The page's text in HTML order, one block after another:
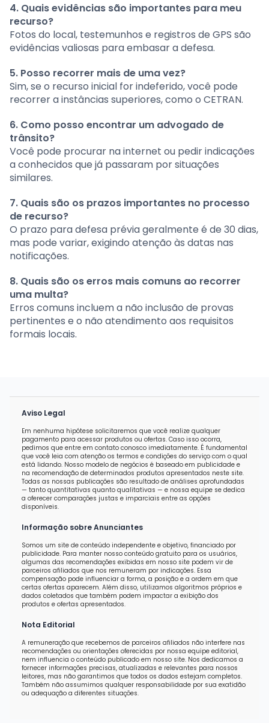
4. Quais evidências são importantes para meu
recurso?
Fotos do local, testemunhos e registros de GPS são
evidências valiosas para embasar a defesa.
5. Posso recorrer mais de uma vez?
Sim, se o recurso inicial for indeferido, você pode
recorrer a instâncias superiores, como o CETRAN.
6. Como posso encontrar um advogado de
trânsito?
Você pode procurar na internet ou pedir indicações
a conhecidos que já passaram por situações
similares.
7. Quais são os prazos importantes no processo
de recurso?
O prazo para defesa prévia geralmente é de 30 dias,
mas pode variar, exigindo atenção às datas nas
notificações.
8. Quais são os erros mais comuns ao recorrer
uma multa?
Erros comuns incluem a não inclusão de provas
pertinentes e o não atendimento aos requisitos
formais locais.
Aviso Legal
Em nenhuma hipótese solicitaremos que você realize qualquer
pagamento para acessar produtos ou ofertas. Caso isso ocorra,
pedimos que entre em contato conosco imediatamente. É fundamental
que você leia com atenção os termos e condições do serviço com o qual
está lidando. Nosso modelo de negócios é baseado em publicidade e
na recomendação de determinados produtos apresentados neste site.
Todas as nossas publicações são resultado de análises aprofundadas
— tanto quantitativas quanto qualitativas — e nossa equipe se dedica
a oferecer comparações justas e imparciais entre as opções
disponíveis.
Informação sobre Anunciantes
Somos um site de conteúdo independente e objetivo, financiado por
publicidade. Para manter nosso conteúdo gratuito para os usuários,
algumas das recomendações exibidas em nosso site podem vir de
parceiros afiliados que nos remuneram por indicações. Essa
compensação pode influenciar a forma, a posição e a ordem em que
certas ofertas aparecem. Além disso, utilizamos algoritmos próprios e
dados coletados que também podem impactar a exibição dos
produtos e ofertas apresentados.
Nota Editorial
A remuneração que recebemos de parceiros afiliados não interfere nas
recomendações ou orientações oferecidas por nossa equipe editorial,
nem influencia o conteúdo publicado em nosso site. Nos dedicamos a
fornecer informações precisas, atualizadas e relevantes para nossos
leitores, mas não garantimos que todos os dados estejam completos.
Também não assumimos qualquer responsabilidade por sua exatidão
ou adequação a diferentes situações.